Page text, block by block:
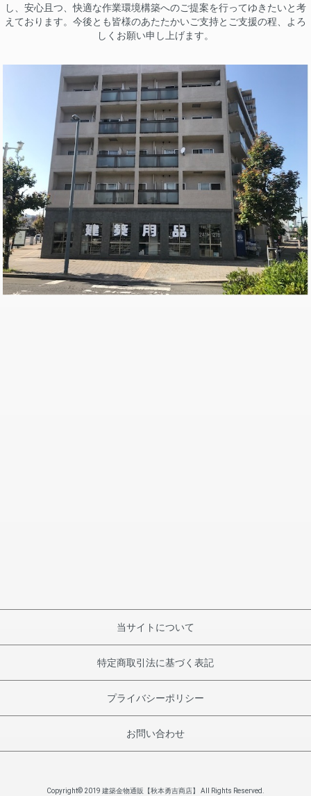
し、安心且つ、快適な作業環境構築へのご提案を行ってゆきたいと考
えております。今後とも皆様のあたたかいご支持とご支援の程、よろ
しくお願い申し上げます。
当サイトについて
特定商取引法に基づく表記
プライバシーポリシー
お問い合わせ
Copyright© 2019 建築金物通販【秋本勇吉商店】 All Rights Reserved.